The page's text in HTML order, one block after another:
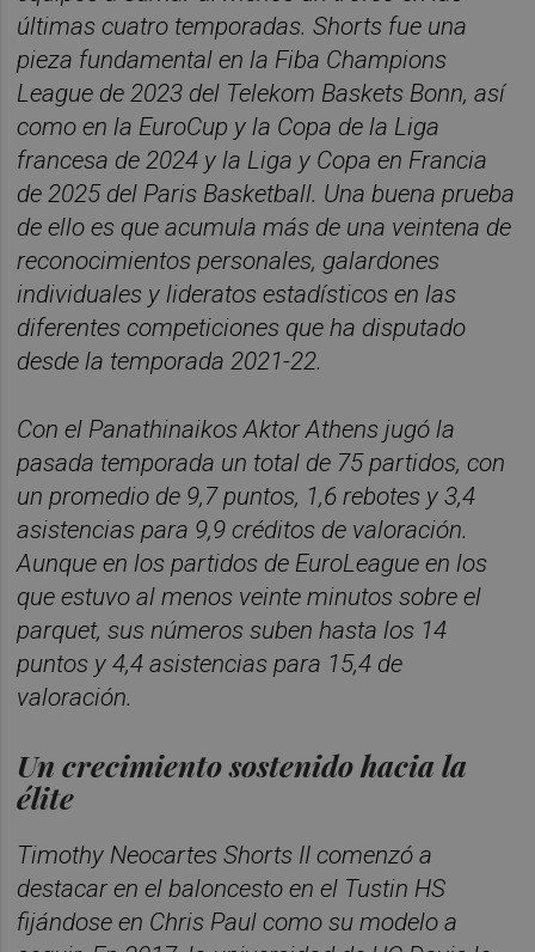
últimas cuatro temporadas. Shorts fue una
pieza fundamental en la Fiba Champions
League de 2023 del Telekom Baskets Bonn, así
como en la EuroCup y la Copa de la Liga
francesa de 2024 y la Liga y Copa en Francia
de 2025 del Paris Basketball. Una buena prueba
de ello es que acumula más de una veintena de
reconocimientos personales, galardones
individuales y lideratos estadísticos en las
diferentes competiciones que ha disputado
desde la temporada 2021-22.
Con el Panathinaikos Aktor Athens jugó la
pasada temporada un total de 75 partidos, con
un promedio de 9,7 puntos, 1,6 rebotes y 3,4
asistencias para 9,9 créditos de valoración.
Aunque en los partidos de EuroLeague en los
que estuvo al menos veinte minutos sobre el
parquet, sus números suben hasta los 14
puntos y 4,4 asistencias para 15,4 de
valoración.
Un crecimiento sostenido hacia la
élite
Timothy Neocartes Shorts II comenzó a
destacar en el baloncesto en el Tustin HS
fijándose en Chris Paul como su modelo a